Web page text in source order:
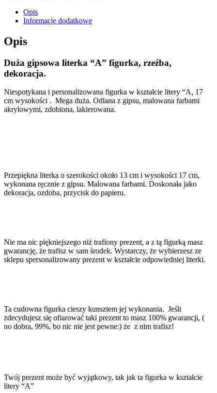
Opis
Informacje dodatkowe
Opis
Duża gipsowa literka “A” figurka, rzeźba,
dekoracja.
Niespotykana i personalizowana figurka w kształcie litery “A, 17
cm wysokości . Mega duża. Odlana z gipsu, malowana farbami
akrylowymi, zdobiona, lakierowana.
Przepiękna literka o szerokości około 13 cm i wysokości 17 cm,
wykonana ręcznie z gipsu. Malowana farbami. Doskonała jako
dekoracja, ozdoba, przycisk do papieru.
Nie ma nic piękniejszego niż trafiony prezent, a z tą figurką masz
gwarancję, że trafisz w sam środek. Wystarczy, że wybierzesz ze
sklepu spersonalizowany prezent w kształcie odpowiedniej literki.
Ta cudowna figurka cieszy kunsztem jej wykonania. Jeśli
zdecydujesz się ofiarować taki prezent to masz 100% gwarancji, (
no dobra, 99%, bo nic nie jest pewne:) że z nim trafisz!
Twój prezent może być wyjątkowy, tak jak ta figurka w kształcie
litery “A”